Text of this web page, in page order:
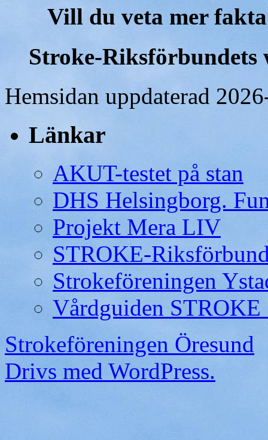
Vill du veta mer
Stroke-Riksförbundets
Hemsidan uppdaterad
Länkar
AKUT-testet på stan
DHS Helsingborg.
Projekt Mera LIV
STROKE-
Strokeföreningen
Vårdguiden STROKE
Strokeföreningen Öresund
Drivs med WordPress.